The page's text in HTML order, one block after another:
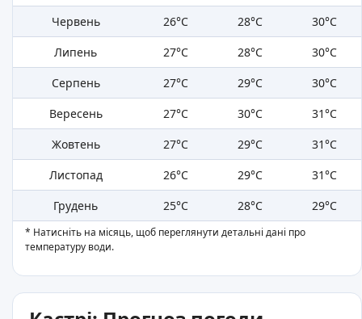
Червень
26°C 28°C
30°C
Липень
27°C 28°C
30°C
Серпень
27°C 29°C
30°C
Вересень
27°C 30°C
31°C
Жовтень
27°C 29°C
31°C
Листопад
26°C 29°C
31°C
Грудень
25°C 28°C 29°C
* Натисніть на місяць, щоб переглянути детальні дані про
температуру води.